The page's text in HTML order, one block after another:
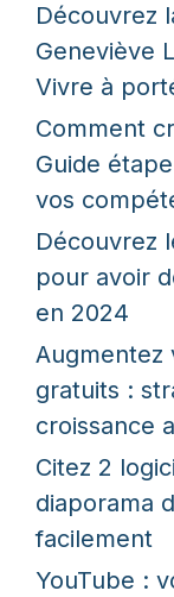
Découvrez
Geneviève
Vivre à
Comment
Guide
vos
Découvrez
pour avoir
en 2024
Augmentez
gratuits :
croissance
Citez 2
diaporama
facilement
YouTube :